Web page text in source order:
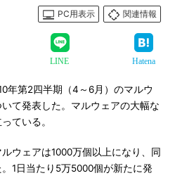
PC用表示
関連情報
LINE Hatena
年第2四半期（4～6月）のマルウ
て発表した。マルウェアの大幅な
ている。
ウェアは1000万個以上になり、同
1日当たり5万5000個が新たに発